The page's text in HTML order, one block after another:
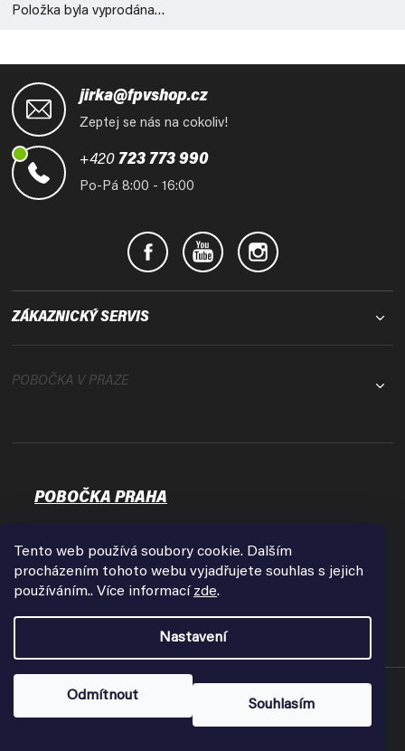
Tento web používá soubory cookie. Dalším
procházením tohoto webu vyjadřujete souhlas s jejich
používáním.. Více informací zde.
Nastavení
Odmítnout
Souhlasím
Položka byla vyprodána…
jirka@fpvshop.cz
Zeptej se nás na cokoliv!
+420 723 773 990
Po-Pá 8:00 - 16:00
ZÁKAZNICKÝ SERVIS
POBOČKA V PRAZE
POBOČKA PRAHA
17000 Praha - Holešovice
Zobrazit na mapě
Vytvořil Shoptet
Copyright 2026FPVshop.cz . Všechna práva vyhrazena.